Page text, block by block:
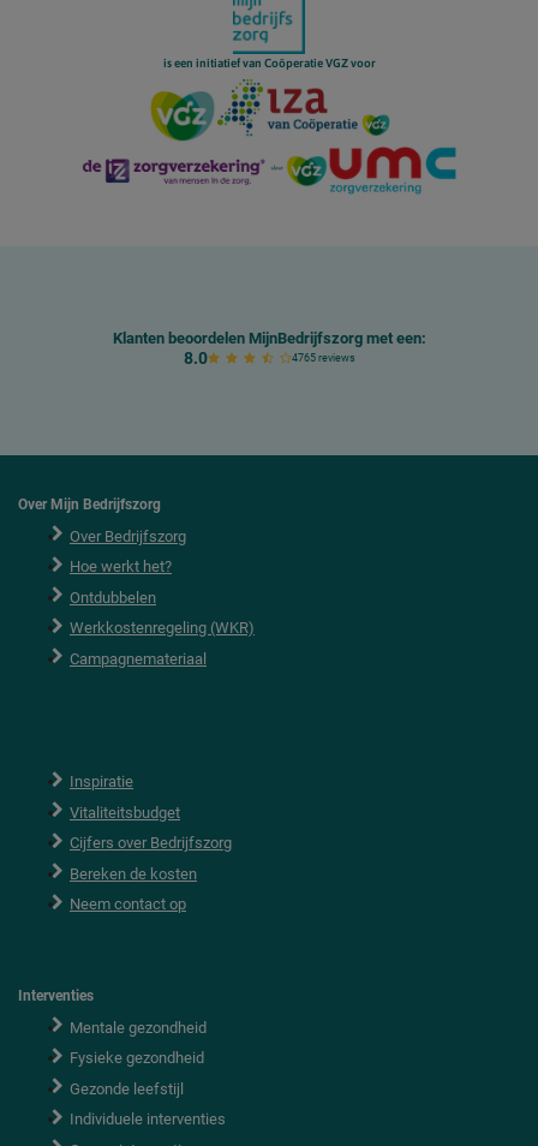
is een initiatief van Coöperatie VGZ voor
Klanten beoordelen MijnBedrijfszorg met een:
8.0 4765 reviews
Over Mijn Bedrijfszorg
Over Bedrijfszorg
Hoe werkt het?
Ontdubbelen
Werkkostenregeling (WKR)
Campagnemateriaal
Inspiratie
Vitaliteitsbudget
Cijfers over Bedrijfszorg
Bereken de kosten
Neem contact op
Interventies
Mentale gezondheid
Fysieke gezondheid
Gezonde leefstijl
Individuele interventies